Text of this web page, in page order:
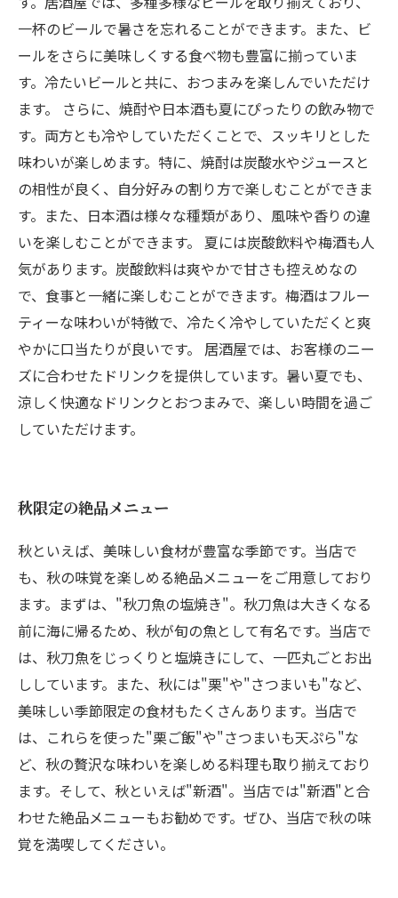
一杯のビールで暑さを忘れることができます。また、ビ
ールをさらに美味しくする食べ物も豊富に揃っていま
す。冷たいビールと共に、おつまみを楽しんでいただけ
ます。 さらに、焼酎や日本酒も夏にぴったりの飲み物で
す。両方とも冷やしていただくことで、スッキリとした
味わいが楽しめます。特に、焼酎は炭酸水やジュースと
の相性が良く、自分好みの割り方で楽しむことができま
す。また、日本酒は様々な種類があり、風味や香りの違
いを楽しむことができます。 夏には炭酸飲料や梅酒も人
気があります。炭酸飲料は爽やかで甘さも控えめなの
で、食事と一緒に楽しむことができます。梅酒はフルー
ティーな味わいが特徴で、冷たく冷やしていただくと爽
やかに口当たりが良いです。 居酒屋では、お客様のニー
ズに合わせたドリンクを提供しています。暑い夏でも、
涼しく快適なドリンクとおつまみで、楽しい時間を過ご
していただけます。
秋限定の絶品メニュー
秋といえば、美味しい食材が豊富な季節です。当店で
も、秋の味覚を楽しめる絶品メニューをご用意しており
ます。まずは、"秋刀魚の塩焼き"。秋刀魚は大きくなる
前に海に帰るため、秋が旬の魚として有名です。当店で
は、秋刀魚をじっくりと塩焼きにして、一匹丸ごとお出
ししています。また、秋には"栗"や"さつまいも"など、
美味しい季節限定の食材もたくさんあります。当店で
は、これらを使った"栗ご飯"や"さつまいも天ぷら"な
ど、秋の贅沢な味わいを楽しめる料理も取り揃えており
ます。そして、秋といえば"新酒"。当店では"新酒"と合
わせた絶品メニューもお勧めです。ぜひ、当店で秋の味
覚を満喫してください。